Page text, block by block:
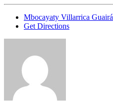
Mbocayaty Villarrica Guairá
Get Directions